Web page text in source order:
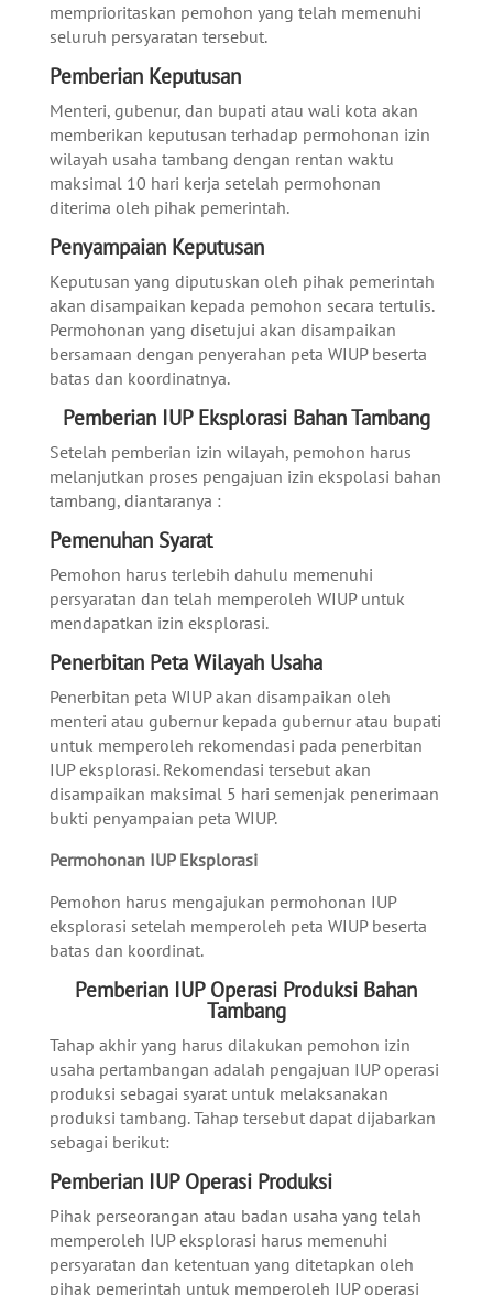
memprioritaskan pemohon yang telah memenuhi
seluruh persyaratan tersebut.
Pemberian Keputusan
Menteri, gubenur, dan bupati atau wali kota akan
memberikan keputusan terhadap permohonan izin
wilayah usaha tambang dengan rentan waktu
maksimal 10 hari kerja setelah permohonan
diterima oleh pihak pemerintah.
Penyampaian Keputusan
Keputusan yang diputuskan oleh pihak pemerintah
akan disampaikan kepada pemohon secara tertulis.
Permohonan yang disetujui akan disampaikan
bersamaan dengan penyerahan peta WIUP beserta
batas dan koordinatnya.
Pemberian IUP Eksplorasi Bahan Tambang
Setelah pemberian izin wilayah, pemohon harus
melanjutkan proses pengajuan izin ekspolasi bahan
tambang, diantaranya :
Pemenuhan Syarat
Pemohon harus terlebih dahulu memenuhi
persyaratan dan telah memperoleh WIUP untuk
mendapatkan izin eksplorasi.
Penerbitan Peta Wilayah Usaha
Penerbitan peta WIUP akan disampaikan oleh
menteri atau gubernur kepada gubernur atau bupati
untuk memperoleh rekomendasi pada penerbitan
IUP eksplorasi. Rekomendasi tersebut akan
disampaikan maksimal 5 hari semenjak penerimaan
bukti penyampaian peta WIUP.
Permohonan IUP Eksplorasi
Pemohon harus mengajukan permohonan IUP
eksplorasi setelah memperoleh peta WIUP beserta
batas dan koordinat.
Pemberian IUP Operasi Produksi Bahan
Tambang
Tahap akhir yang harus dilakukan pemohon izin
usaha pertambangan adalah pengajuan IUP operasi
produksi sebagai syarat untuk melaksanakan
produksi tambang. Tahap tersebut dapat dijabarkan
sebagai berikut:
Pemberian IUP Operasi Produksi
Pihak perseorangan atau badan usaha yang telah
memperoleh IUP eksplorasi harus memenuhi
persyaratan dan ketentuan yang ditetapkan oleh
pihak pemerintah untuk memperoleh IUP operasi